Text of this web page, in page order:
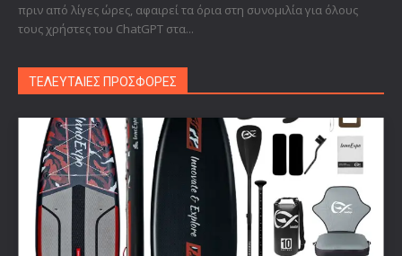
πριν από λίγες ώρες, αφαιρεί τα όρια στη συνομιλία για όλους
τους χρήστες του ChatGPT στα...
ΤΕΛΕΥΤΑΙΕΣ ΠΡΟΣΦΟΡΕΣ